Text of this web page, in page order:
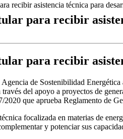
recibir asistencia técnica para
para recibir
para recibir
de Sostenibilidad
del apoyo a proyectos de
que aprueba Reglamento de
focalizada en materias de
y potenciar sus